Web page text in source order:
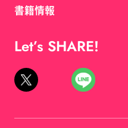
書籍情報
Let’s SHARE!